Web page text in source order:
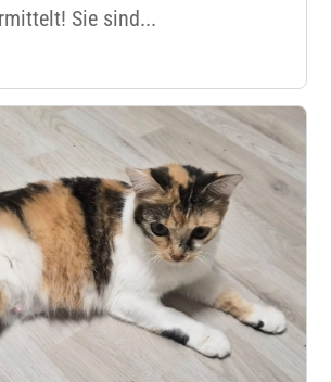
Sie sind...